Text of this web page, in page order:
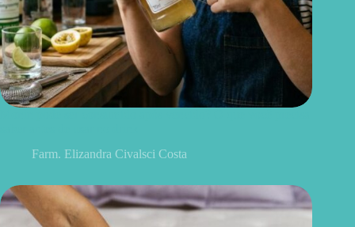
Farm. Elizandra Civalsci Costa